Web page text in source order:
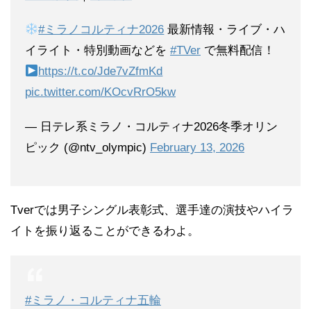
#ミラノコルティナ2026 最新情報・ライブ・ハ
イライト・特別動画などを #TVer で無料配信！
https://t.co/Jde7vZfmKd
pic.twitter.com/KOcvRrO5kw
— 日テレ系ミラノ・コルティナ2026冬季オリン
ピック (@ntv_olympic) February 13, 2026
Tverでは男子シングル表彰式、選手達の演技やハイラ
イトを振り返ることができるわよ。
#ミラノ・コルティナ五輪